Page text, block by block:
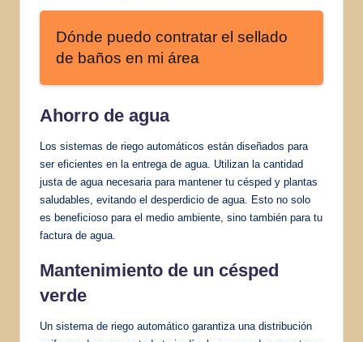
Dónde puedo contratar el sellado
de baños en mi área
Ahorro de agua
Los sistemas de riego automáticos están diseñados para
ser eficientes en la entrega de agua. Utilizan la cantidad
justa de agua necesaria para mantener tu césped y plantas
saludables, evitando el desperdicio de agua. Esto no solo
es beneficioso para el medio ambiente, sino también para tu
factura de agua.
Mantenimiento de un césped
verde
Un sistema de riego automático garantiza una distribución